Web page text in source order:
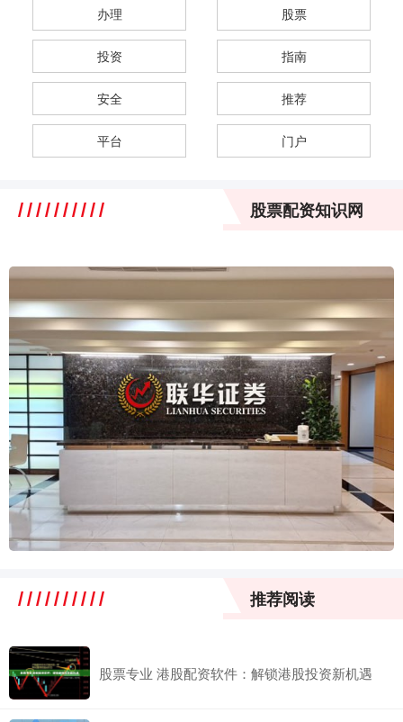
办理 股票
投资 指南
安全 推荐
平台 门户
股票配资知识网
推荐阅读
股票专业 港股配资软件：解锁港股投资新机遇